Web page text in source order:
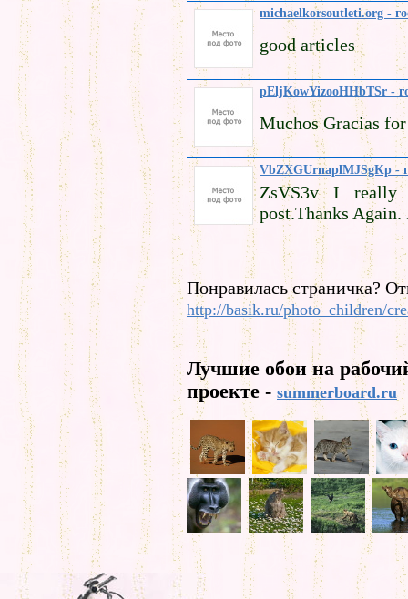
michaelkorsoutleti.org -
good articles
pEljKowYizooHHbTSr -
Muchos Gracias
VbZXGUrnaplMJSgKp -
ZsVS3v I really
post.Thanks
Понравилась страничка?
http://basik.ru/photo_children/
Лучшие обои на
проекте - summerboard.ru